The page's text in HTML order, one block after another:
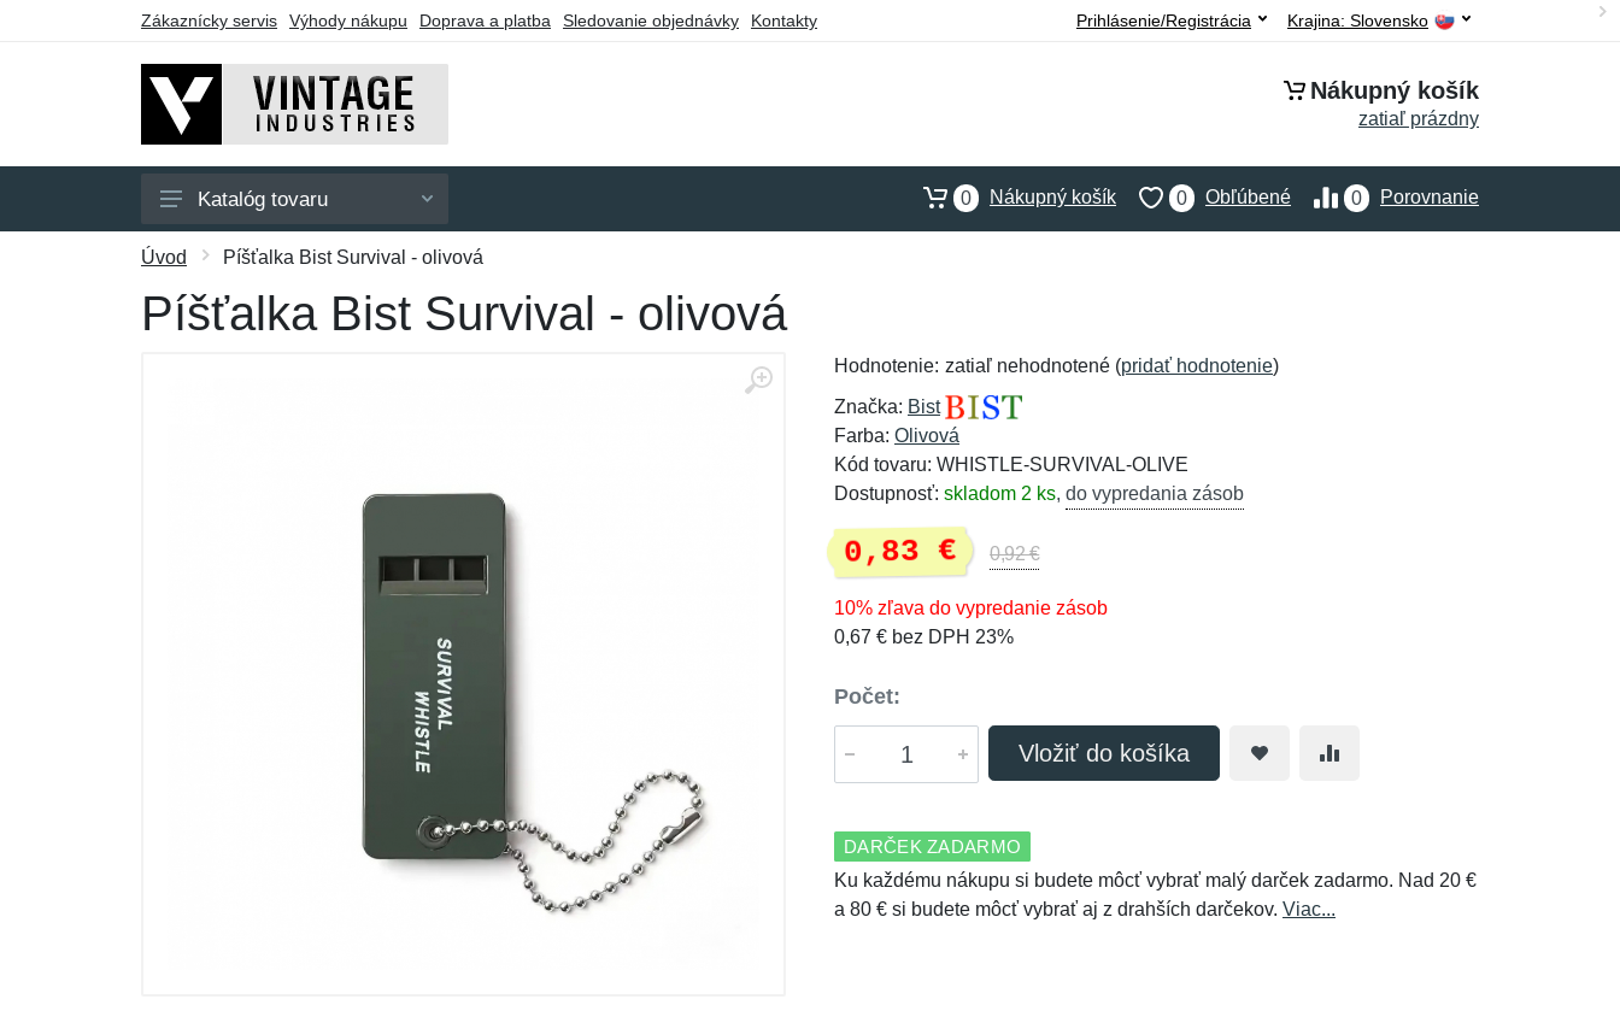
Zákaznícky servis Výhody nákupu Doprava a platba Sledovanie objednávky Kontakty Krajina: Slovensko
Prihlásenie/Registrácia
Nákupný košík
zatiaľ prázdny
Pánske
Dámske
Katalóg tovaru 0 Porovnanie
0 Obľúbené
0 Nákupný košík
Úvod Píšťalka Bist Survival - olivová
Píšťalka Bist Survival - olivová
Hodnotenie: zatiaľ nehodnotené (pridať hodnotenie)
Značka: Bist
Farba: Olivová
Kód tovaru: WHISTLE-SURVIVAL-OLIVE
Dostupnosť: skladom 2 ks, do vypredania zásob
0,83 € 0,92 €
10% zľava do vypredanie zásob
0,67 € bez DPH 23%
Počet:
Vložiť do košíka
DARČEK ZADARMO
Ku každému nákupu si budete môcť vybrať malý darček zadarmo. Nad 20 €
a 80 € si budete môcť vybrať aj z drahších darčekov. Viac...